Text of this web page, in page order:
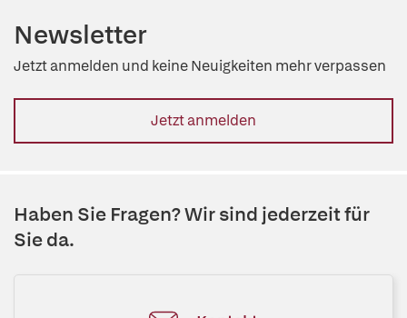
Newsletter
Jetzt anmelden und keine Neuigkeiten mehr verpassen
Jetzt anmelden
Haben Sie Fragen? Wir sind jederzeit für
Sie da.